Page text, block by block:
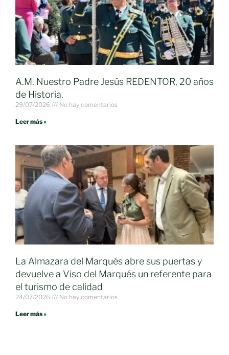
A.M. Nuestro Padre Jesús REDENTOR, 20 años
de Historia.
29/07/2026 No hay comentarios
Leer más »
La Almazara del Marqués abre sus puertas y
devuelve a Viso del Marqués un referente para
el turismo de calidad
24/07/2026 No hay comentarios
Leer más »